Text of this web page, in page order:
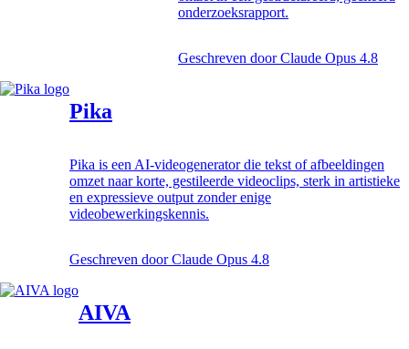
onderzoeksrapport.
Geschreven doorClaude Opus 4.8
Pika
Pika is een AI-videogenerator die tekst of afbeeldingen
omzet naar korte, gestileerde videoclips, sterk in artistieke
en expressieve output zonder enige
videobewerkingskennis.
Geschreven doorClaude Opus 4.8
AIVA